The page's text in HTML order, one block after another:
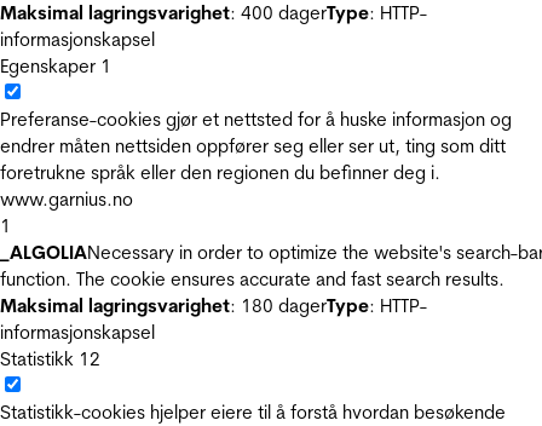
Maksimal lagringsvarighet: 400 dagerType: HTTP-
informasjonskapsel
Egenskaper 1
Preferanse-cookies gjør et nettsted for å huske informasjon og
endrer måten nettsiden oppfører seg eller ser ut, ting som ditt
foretrukne språk eller den regionen du befinner deg i.
www.garnius.no
1
_ALGOLIANecessary in order to optimize the website's search-
function. The cookie ensures accurate and fast search results.
Maksimal lagringsvarighet: 180 dagerType: HTTP-
informasjonskapsel
Statistikk 12
Statistikk-cookies hjelper eiere til å forstå hvordan besøkende